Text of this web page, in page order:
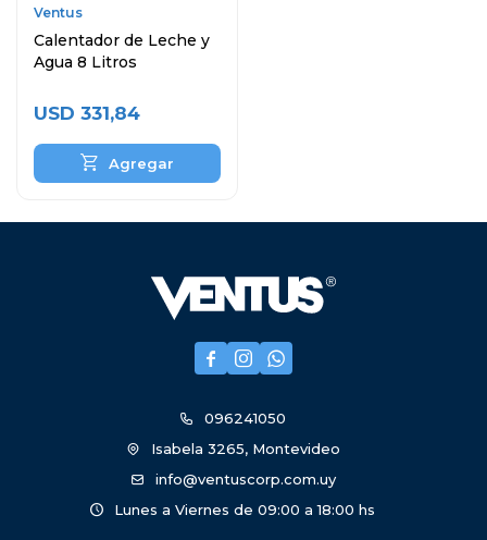
Ventus
Calentador de Leche y
Agua 8 Litros
USD 331,84
  
096241050
Isabela 3265, Montevideo
info@ventuscorp.com.uy
Lunes a Viernes de 09:00 a 18:00 hs